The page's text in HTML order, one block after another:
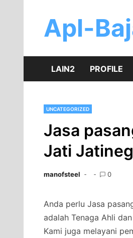
contentApl-
LAIN2 PROFILE
UNCATEGORIZED
Jasa
Jati
manofsteel 0
Anda perlu Jasa
adalah Tenaga Ahli
Kami juga melayani